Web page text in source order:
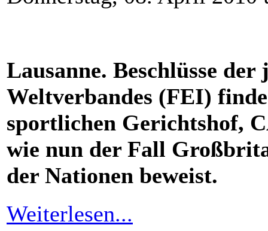
Lausanne. Beschlüsse
Weltverbandes (FEI)
sportlichen Gerichtshof,
wie nun der Fall
der Nationen beweist.
Weiterlesen...